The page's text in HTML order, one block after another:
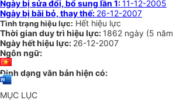
Ngày bị sửa đổi, bổ sung lần 1:11-12-2005
Ngày bị bãi bỏ, thay thế: 26-12-2007
Tình trạng hiệu lực: Hết hiệu lực
Thời gian duy trì hiệu lực: 1862 ngày (5 năm
Ngày hết hiệu lực: 26-12-2007
Ngôn ngữ:
Định dạng văn bản hiện có:
MỤC LỤC